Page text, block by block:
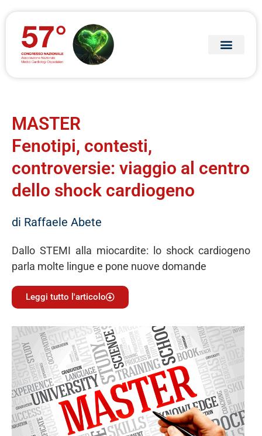
MASTER
Fenotipi, contesti,
controversie: viaggio al centro
dello shock cardiogeno
di Raffaele Abete
Dallo STEMI alla miocardite: lo shock cardiogeno
parla molte lingue e pone nuove domande
Leggi tutto l'articolo